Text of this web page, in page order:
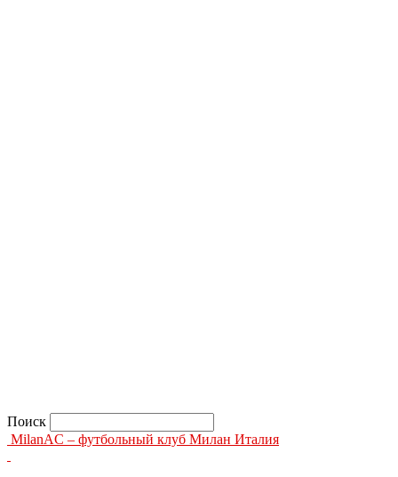
Поиск
MilanAC – футбольный клуб Милан Италия